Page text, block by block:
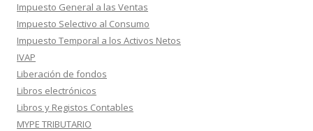
Impuesto General a las Ventas
Impuesto Selectivo al Consumo
Impuesto Temporal a los Activos Netos
IVAP
Liberación de fondos
Libros electrónicos
Libros y Registos Contables
MYPE TRIBUTARIO